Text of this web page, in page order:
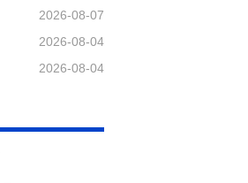
2026-08-07
2026-08-04
2026-08-04